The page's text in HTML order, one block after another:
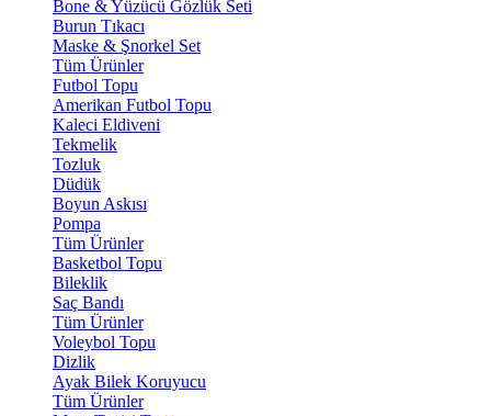
Bone & Yüzücü Gözlük Seti
Burun Tıkacı
Maske & Şnorkel Set
Tüm Ürünler
Futbol Topu
Amerikan Futbol Topu
Kaleci Eldiveni
Tekmelik
Tozluk
Düdük
Boyun Askısı
Pompa
Tüm Ürünler
Basketbol Topu
Bileklik
Saç Bandı
Tüm Ürünler
Voleybol Topu
Dizlik
Ayak Bilek Koruyucu
Tüm Ürünler